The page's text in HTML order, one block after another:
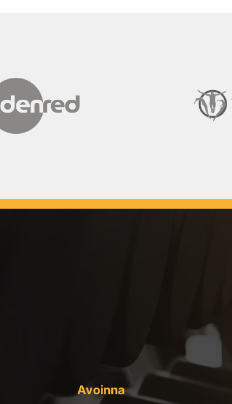
Avoinna